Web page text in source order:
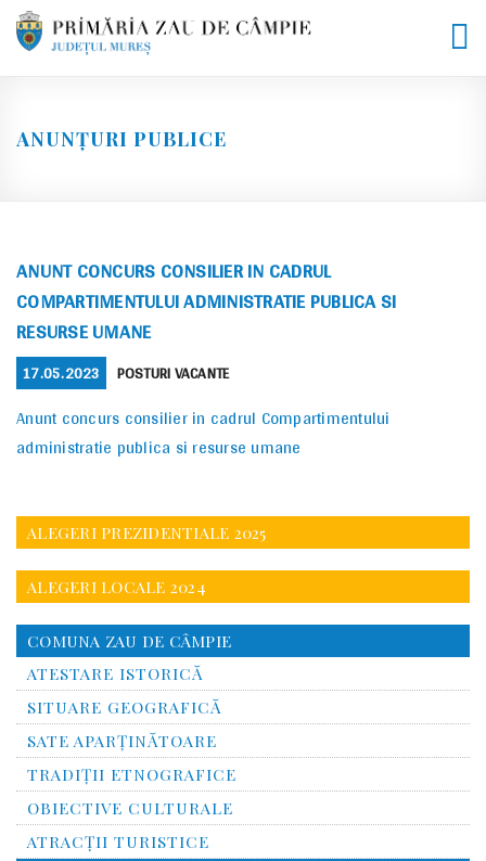
Skip
ANUNȚURI PUBLICE
ANUNT CONCURS CONSILIER IN CADRUL
COMPARTIMENTULUI ADMINISTRATIE PUBLICA SI
RESURSE UMANE
POSTED
ON
17.05.2023 CATEGORIES
POSTURI VACANTE
Anunt concurs consilier in cadrul Compartimentului
administratie publica si resurse umane
ALEGERI PREZIDENTIALE 2025
ALEGERI LOCALE 2024
COMUNA ZAU DE CÂMPIE
ATESTARE ISTORICĂ
SITUARE GEOGRAFICĂ
SATE APARȚINĂTOARE
TRADIȚII ETNOGRAFICE
OBIECTIVE CULTURALE
ATRACȚII TURISTICE